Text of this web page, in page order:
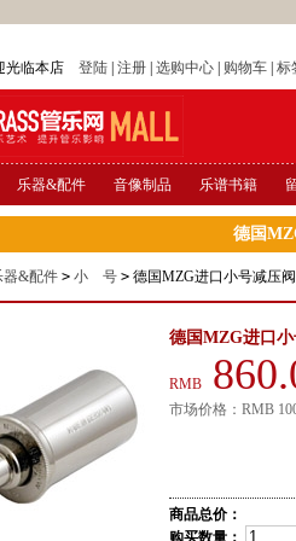
光临本店 登陆| 注册| 选购中心| 购物车| 标
乐器&配件 音像制品 乐谱书籍
德国
器&配件 > 小 号 > 德国MZG进口小号减压阀
德国MZG进口小
RMB
市场价格： RMB
商品总价：
购买数量：